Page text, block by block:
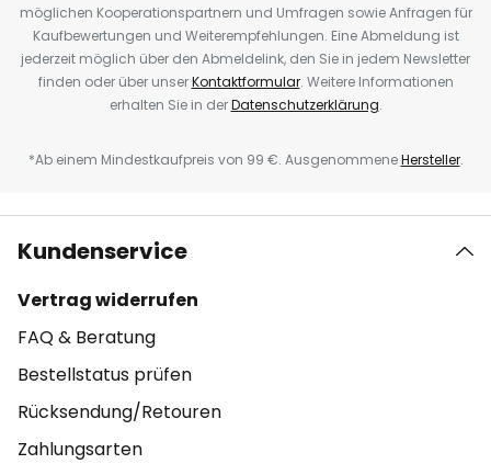
möglichen Kooperationspartnern und Umfragen sowie Anfragen für
Kaufbewertungen und Weiterempfehlungen. Eine Abmeldung ist
jederzeit möglich über den Abmeldelink, den Sie in jedem Newsletter
finden oder über unserKontaktformular. Weitere Informationen
erhalten Sie in derDatenschutzerklärung.
*Ab einem Mindestkaufpreis von 99 €. AusgenommeneHersteller.
Kundenservice
Vertrag widerrufen
FAQ & Beratung
Bestellstatus prüfen
Rücksendung/Retouren
Zahlungsarten